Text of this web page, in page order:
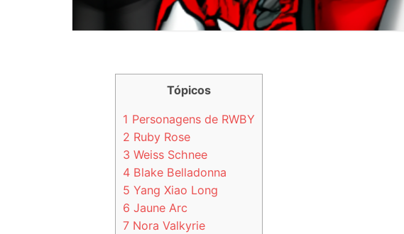
Tópicos
1 Personagens de RWBY
2 Ruby Rose
3 Weiss Schnee
4 Blake Belladonna
5 Yang Xiao Long
6 Jaune Arc
7 Nora Valkyrie